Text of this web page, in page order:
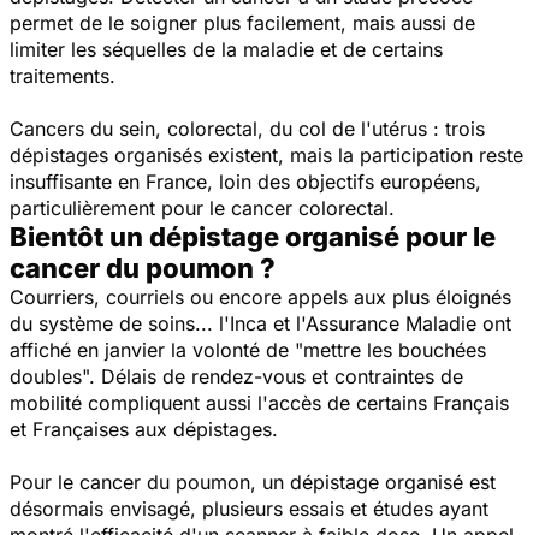
permet de le soigner plus facilement, mais aussi de
limiter les séquelles de la maladie et de certains
traitements.
Cancers du sein, colorectal, du col de l'utérus : trois
dépistages organisés existent, mais la participation reste
insuffisante en France, loin des objectifs européens,
particulièrement pour le cancer colorectal.
Bientôt un dépistage organisé pour le
cancer du poumon ?
Courriers, courriels ou encore appels aux plus éloignés
du système de soins... l'Inca et l'Assurance Maladie ont
affiché en janvier la volonté de "mettre les bouchées
doubles". Délais de rendez-vous et contraintes de
mobilité compliquent aussi l'accès de certains Français
et Françaises aux dépistages.
Pour le cancer du poumon, un dépistage organisé est
désormais envisagé, plusieurs essais et études ayant